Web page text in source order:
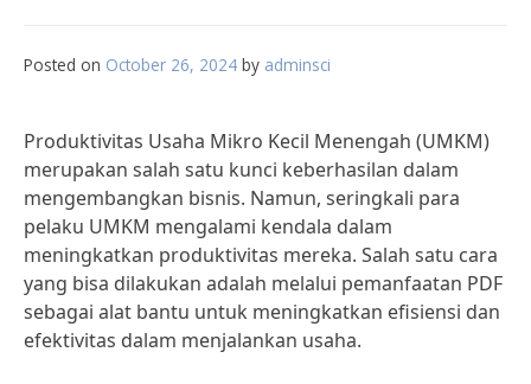
Posted on October 26, 2024 by adminsci
Produktivitas Usaha Mikro Kecil Menengah (UMKM)
merupakan salah satu kunci keberhasilan dalam
mengembangkan bisnis. Namun, seringkali para
pelaku UMKM mengalami kendala dalam
meningkatkan produktivitas mereka. Salah satu cara
yang bisa dilakukan adalah melalui pemanfaatan PDF
sebagai alat bantu untuk meningkatkan efisiensi dan
efektivitas dalam menjalankan usaha.